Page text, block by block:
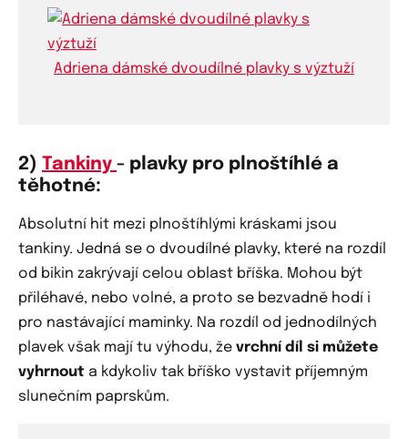
Adriena dámské dvoudílné plavky s výztuží
2) Tankiny - plavky pro plnoštíhlé a
těhotné:
Absolutní hit mezi plnoštíhlými kráskami jsou
tankiny. Jedná se o dvoudílné plavky, které na rozdíl
od bikin zakrývají celou oblast bříška. Mohou být
přiléhavé, nebo volné, a proto se bezvadně hodí i
pro nastávající maminky. Na rozdíl od jednodílných
plavek však mají tu výhodu, že vrchní díl si můžete
vyhrnout a kdykoliv tak bříško vystavit příjemným
slunečním paprskům.